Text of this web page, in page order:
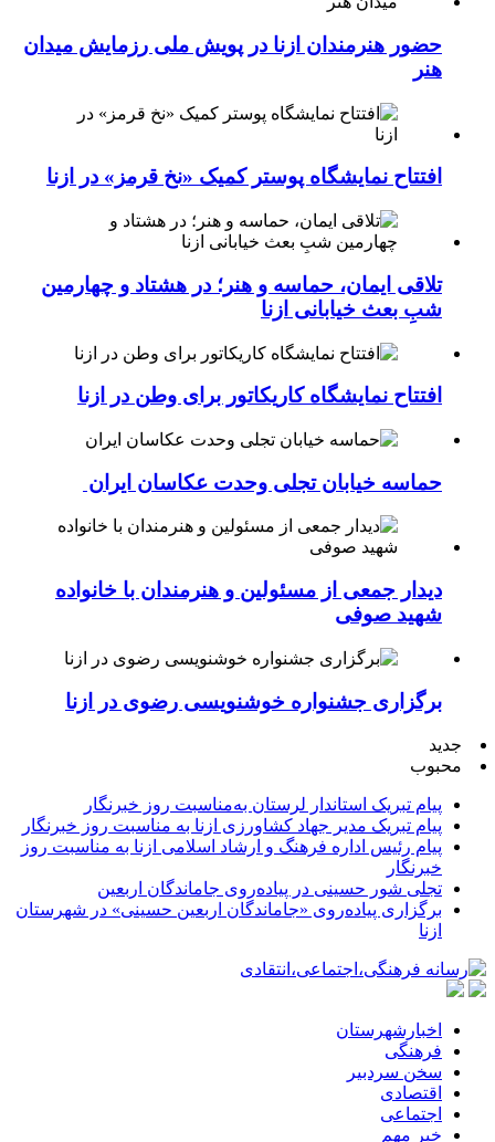
حضور هنرمندان ازنا در پویش ملی رزمایش میدان
هنر
افتتاح نمایشگاه پوستر کمیک «نخ قرمز» در ازنا
تلاقی ایمان، حماسه و هنر؛ در هشتاد و چهارمین
شبِ بعث خیابانی ازنا
افتتاح نمایشگاه کاریکاتور برای وطن در ازنا
حماسه خیابان تجلی وحدت عکاسان ایران
دیدار جمعی از مسئولین و هنرمندان با خانواده
شهید صوفی
برگزاری جشنواره خوشنویسی رضوی در ازنا
جدید
محبوب
پیام تبریک استاندار لرستان به‌مناسبت روز خبرنگار
پیام تبریک مدیر جهاد کشاورزی ازنا به مناسبت روز خبرنگار
پیام رئیس اداره فرهنگ و ارشاد اسلامی ازنا به مناسبت روز
خبرنگار
تجلی شور حسینی در پیاده‌روی جاماندگان اربعین
برگزاری پیاده‌روی «جاماندگان اربعین حسینی» در شهرستان
ازنا
اخبارشهرستان
فرهنگی
سخن سردبیر
اقتصادی
اجتماعی
خبر مهم